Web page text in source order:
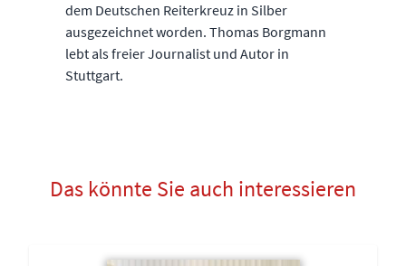
dem Deutschen Reiterkreuz in Silber
ausgezeichnet worden. Thomas Borgmann
lebt als freier Journalist und Autor in
Stuttgart.
Das könnte Sie auch interessieren